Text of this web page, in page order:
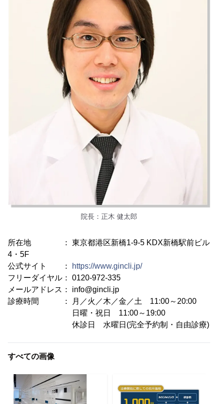
院長：正木 健太郎
所在地 ： 東京都港区新橋1-9-5 KDX新橋駅前ビル
4・5F
公式サイト ：
https://www.gincli.jp/
フリーダイヤル： 0120-972-335
メールアドレス： info@gincli.jp
診療時間 ： 月／火／木／金／土 11:00～20:00
日曜・祝日 11:00～19:00
休診日 水曜日(完全予約制・自由診療)
すべての画像